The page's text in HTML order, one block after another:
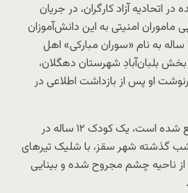
اتحادیه آزاد کارگران، در جریان
امنیتی به این دانش‌آموزان
معترض، یک دانش‌آموز ۱۷ ساله به نام «سوران مبارکی» اهل
بخش بلبان‌آبادِ شهرستان دهگلان،
او پس از بازداشت اطلاعی در
«ایران‌وایر» همچنین مطلع شده است، یک کودک ۱۲ ساله در
گذشته شهر سقز، با شلیک تیرهای
از ناحیه چشم مجروح شده و بینایی